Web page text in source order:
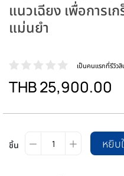
แนวเฉียง เพื่อการเ
แม่นยำ
เป็นคนแรกที่รีวิว
THB 25,900.00
ชิ้น หยิบ